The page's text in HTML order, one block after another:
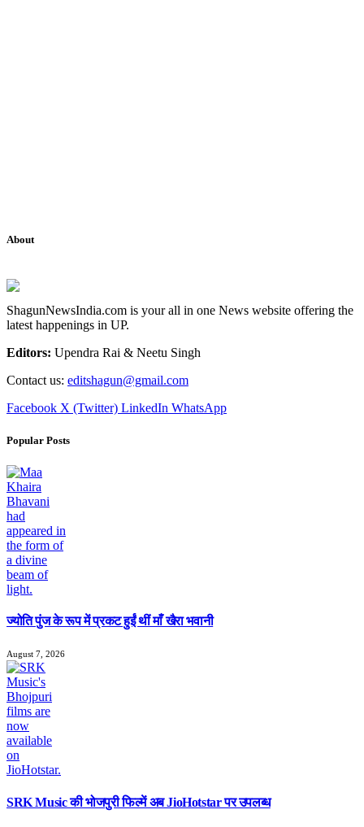
About
ShagunNewsIndia.com is your all in one News website offering the
latest happenings in UP.
Editors: Upendra Rai & Neetu Singh
Contact us: editshagun@gmail.com
Facebook X (Twitter) LinkedIn WhatsApp
Popular Posts
ज्योति पुंज के रूप में प्रकट हुईं थीं माँ खैरा भवानी
August 7, 2026
SRK Music की भोजपुरी फिल्में अब JioHotstar पर उपलब्ध